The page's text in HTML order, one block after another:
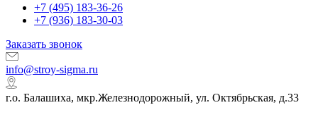
+7 (495) 183-36-26
+7 (936) 183-30-03
Заказать звонок
info@stroy-sigma.ru
г.о. Балашиха, мкр.Железнодорожный, ул. Октябрьская, д.33